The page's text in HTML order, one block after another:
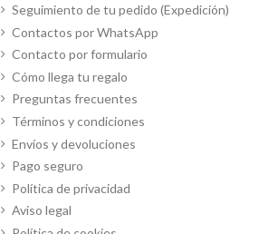
Seguimiento de tu pedido (Expedición)
Contactos por WhatsApp
Contacto por formulario
Cómo llega tu regalo
Preguntas frecuentes
Términos y condiciones
Envíos y devoluciones
Pago seguro
Política de privacidad
Aviso legal